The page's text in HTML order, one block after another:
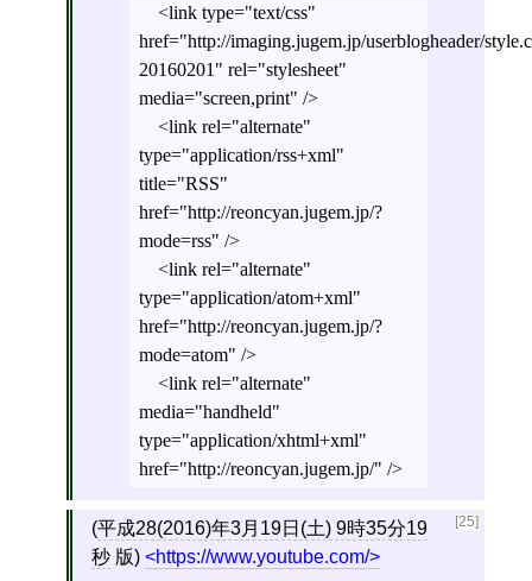
<link type="text/css"
href="http://imaging.jugem.jp/userblogheader/
20160201" rel="stylesheet"
media="screen,print" />
<link rel="alternate"
type="application/rss+xml"
title="RSS"
href="http://reoncyan.jugem.jp/?
mode=rss" />
<link rel="alternate"
type="application/atom+xml"
href="http://reoncyan.jugem.jp/?
mode=atom" />
<link rel="alternate"
media="handheld"
type="application/xhtml+xml"
href="http://reoncyan.jugem.jp/" />
[25]
(平成28(2016)年3月19日(土) 9時35分19
秒版) https://www.youtube.com/